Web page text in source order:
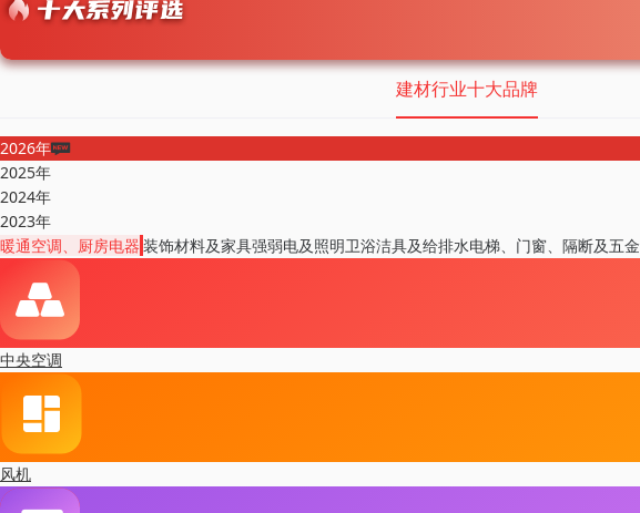
建材行业十大品牌
2026年
2025年
2024年
2023年
暖通空调、厨房电器 装饰材料及家具强弱电及照明卫浴洁具及给排水电梯、门窗、隔断及五金
中央空调
风机